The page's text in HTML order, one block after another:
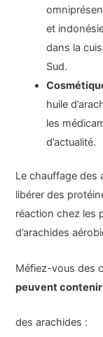
et
dans la
Sud.
huile
les
d’actualité.
Le chauffage des
libérer des
réaction chez les
d’arachides
Méfiez-vous des
peuvent contenir
des arachides :